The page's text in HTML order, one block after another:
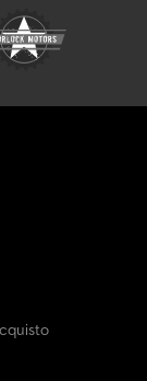
di trasporto (L
si